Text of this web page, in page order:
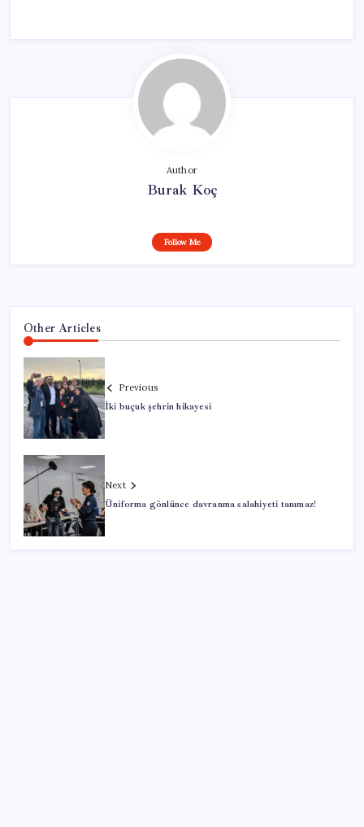
Author
Burak Koç
Follow Me
Other Articles
Previous
İki buçuk şehrin hikayesi
Next
Üniforma gönlünce davranma salahiyeti tanımaz!